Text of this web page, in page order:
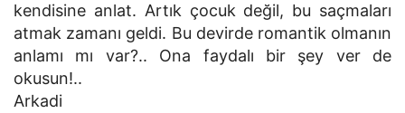
kendisine anlat. Artık çocuk değil, bu saçmaları
atmak zamanı geldi. Bu devirde romantik olmanın
anlamı mı var?.. Ona faydalı bir şey ver de
okusun!..
Arkadi